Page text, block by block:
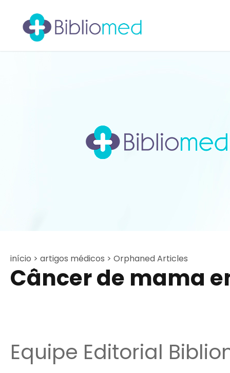
início > artigos médicos > Orphaned Articles
Câncer de mama
Equipe Editorial